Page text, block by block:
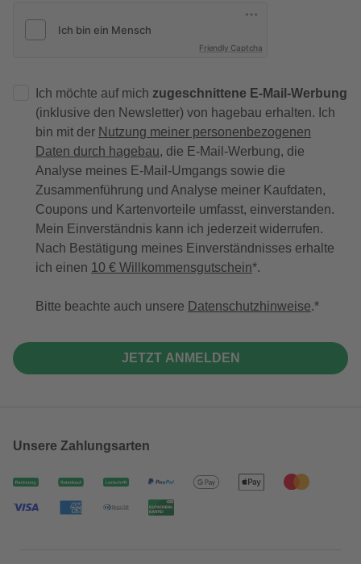
Friendly Captcha
Ich möchte auf mich zugeschnittene E-Mail-Werbung
(inklusive den Newsletter) von hagebau erhalten. Ich
bin mit der Nutzung meiner personenbezogenen
Daten durch hagebau, die E-Mail-Werbung, die
Analyse meines E-Mail-Umgangs sowie die
Zusammenführung und Analyse meiner Kaufdaten,
Coupons und Kartenvorteile umfasst, einverstanden.
Mein Einverständnis kann ich jederzeit widerrufen.
Nach Bestätigung meines Einverständnisses erhalte
ich einen 10 € Willkommensgutschein*.
Bitte beachte auch unsere Datenschutzhinweise.
JETZT ANMELDEN
Unsere Zahlungsarten